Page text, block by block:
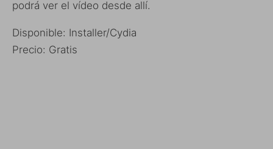
podrá ver el vídeo desde allí.
Disponible: Installer/Cydia
Precio: Gratis